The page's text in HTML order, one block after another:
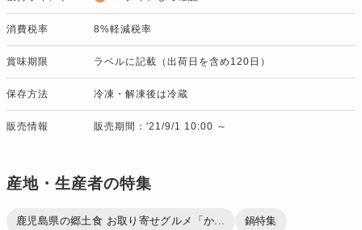
消費税率 8%軽減税率
賞味期限 ラベルに記載（出荷日を含め120日）
保存方法 冷凍・解凍後は冷蔵
販売情報 販売期間：'21/9/1 10:00 ～
産地・生産者の特集
鹿児島県の郷土食 お取り寄せグルメ「か... 鍋特集